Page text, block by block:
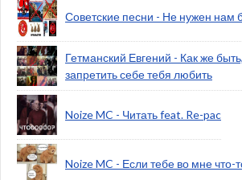
Советские песни - Не нужен нам
Гетманский Евгений - Как же
запретить себе тебя любить
Noize MC - Читать feat. Re-pac
Noize MC - Если тебе во мне что-